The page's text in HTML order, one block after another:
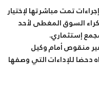
تمت مباشرتها لإختيار
السوق المغطى لأحد
إستثماري.
منقوص أمام وكيل
للإداءات التي وصفها